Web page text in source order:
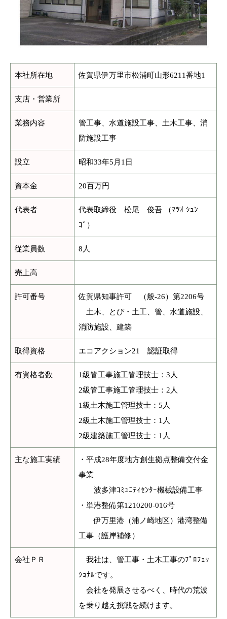
本社所在地 佐賀県伊万里市松浦町山形6211番地1
支店・営業所
業務内容
管工事、水道施設工事、土木工事、消
防施設工事
設立 昭和33年5月1日
資本金 20百万円
代表者
代表取締役 松尾 俊吾 （ﾏﾂｵ ｼｭﾝ
ｺﾞ）
従業員数 8人
売上高
許可番号
佐賀県知事許可 （般-26）第2206号
土木、とび・土工、管、水道施設、
消防施設、建築
取得資格 エコアクション21 認証取得
有資格者数
1級管工事施工管理技士：3人
2級管工事施工管理技士：2人
1級土木施工管理技士：5人
2級土木施工管理技士：1人
2級建築施工管理技士：1人
主な施工実績
・平成28年度地方創生拠点整備交付金
事業
波多津ｺﾐｭﾆﾃｨｾﾝﾀｰ機械設備工事
・単港整備第1210200-016号
伊万里港（浦ノ崎地区）港湾整備
工事（護岸補修）
会社ＰＲ
我社は、管工事・土木工事のﾌﾟﾛﾌｪｯ
ｼｮﾅﾙです。
会社を発展させるべく、時代の荒波
を乗り越え挑戦を続けます。